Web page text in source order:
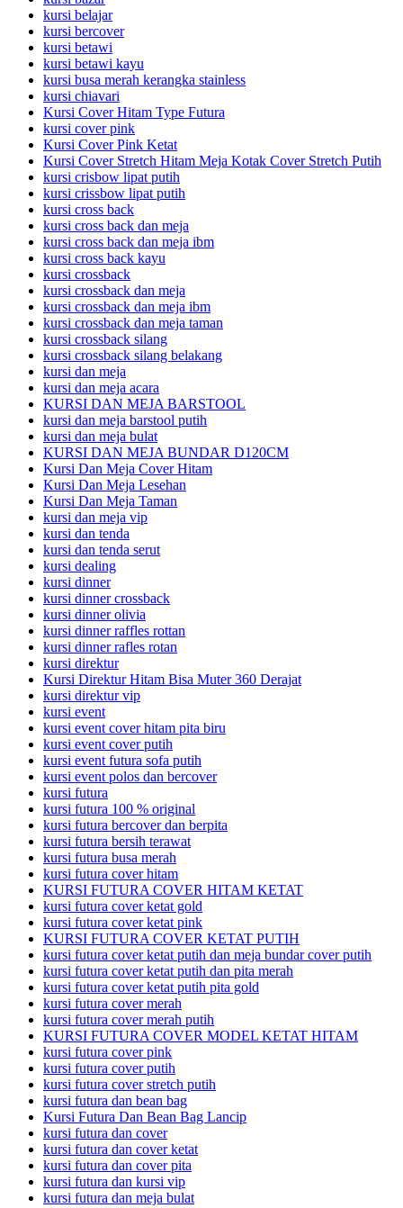
kursi belajar
kursi bercover
kursi betawi
kursi betawi kayu
kursi busa merah kerangka stainless
kursi chiavari
Kursi Cover Hitam Type Futura
kursi cover pink
Kursi Cover Pink Ketat
Kursi Cover Stretch Hitam Meja Kotak Cover Stretch Putih
kursi crisbow lipat putih
kursi crissbow lipat putih
kursi cross back
kursi cross back dan meja
kursi cross back dan meja ibm
kursi cross back kayu
kursi crossback
kursi crossback dan meja
kursi crossback dan meja ibm
kursi crossback dan meja taman
kursi crossback silang
kursi crossback silang belakang
kursi dan meja
kursi dan meja acara
KURSI DAN MEJA BARSTOOL
kursi dan meja barstool putih
kursi dan meja bulat
KURSI DAN MEJA BUNDAR D120CM
Kursi Dan Meja Cover Hitam
Kursi Dan Meja Lesehan
Kursi Dan Meja Taman
kursi dan meja vip
kursi dan tenda
kursi dan tenda serut
kursi dealing
kursi dinner
kursi dinner crossback
kursi dinner olivia
kursi dinner raffles rottan
kursi dinner rafles rotan
kursi direktur
Kursi Direktur Hitam Bisa Muter 360 Derajat
kursi direktur vip
kursi event
kursi event cover hitam pita biru
kursi event cover putih
kursi event futura sofa putih
kursi event polos dan bercover
kursi futura
kursi futura 100 % original
kursi futura bercover dan berpita
kursi futura bersih terawat
kursi futura busa merah
kursi futura cover hitam
KURSI FUTURA COVER HITAM KETAT
kursi futura cover ketat gold
kursi futura cover ketat pink
KURSI FUTURA COVER KETAT PUTIH
kursi futura cover ketat putih dan meja bundar cover putih
kursi futura cover ketat putih dan pita merah
kursi futura cover ketat putih pita gold
kursi futura cover merah
kursi futura cover merah putih
KURSI FUTURA COVER MODEL KETAT HITAM
kursi futura cover pink
kursi futura cover putih
kursi futura cover stretch putih
kursi futura dan bean bag
Kursi Futura Dan Bean Bag Lancip
kursi futura dan cover
kursi futura dan cover ketat
kursi futura dan cover pita
kursi futura dan kursi vip
kursi futura dan meja bulat